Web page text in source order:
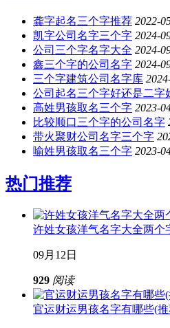
龚字起名三个字推荐 2022-
凯字公司名字三个字 2024-
公司三个字名字大全 2024-
鑫三个字的公司名字 2024-
三个字建筑公司名字库
公司起名三个字好还是二字
高姓男孩取名三个字 2023-
比较顺口三个字的公司名字
带火聚财公司名字三个字
喻姓男孩取名三个字 2023-
热门推荐
许姓女孩洋气名字大全两个
09月12日
929 阅读
官运财运男孩名字有哪些(